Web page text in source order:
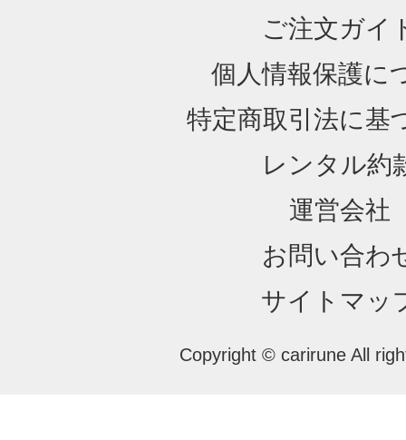
ご注文ガイ
個人情報保護に
特定商取引法に基
レンタル約
運営会社
お問い合わ
サイトマッ
Copyright © carirune All